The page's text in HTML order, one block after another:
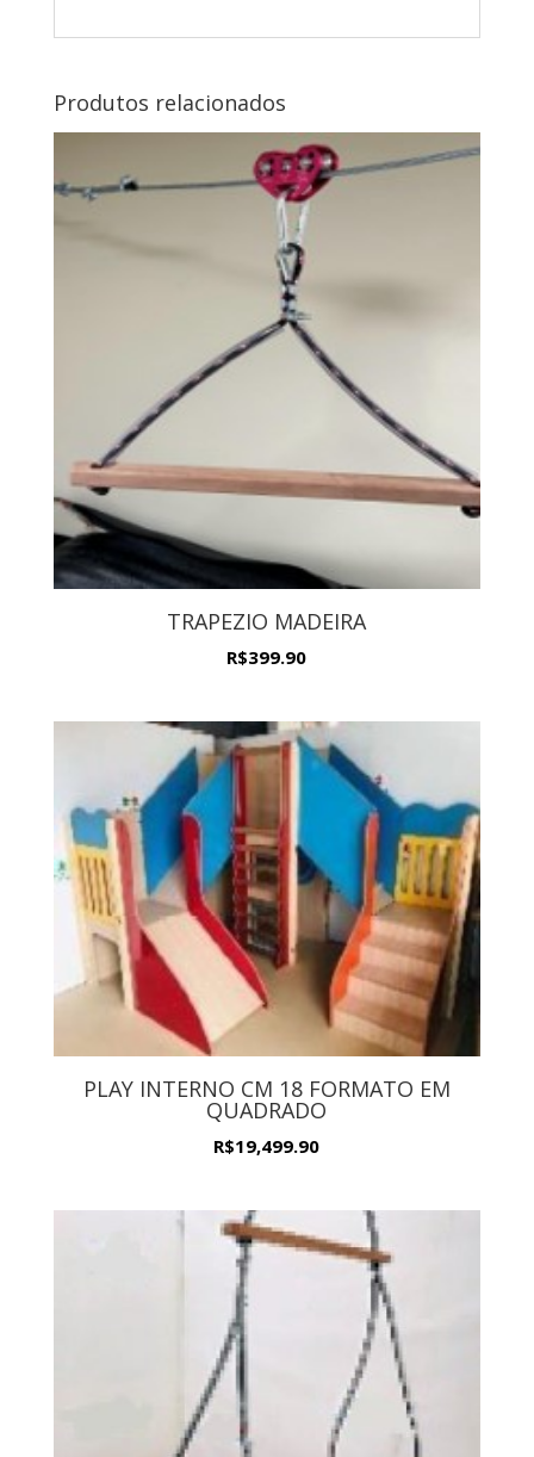
Produtos relacionados
TRAPEZIO MADEIRA
R$399.90
PLAY INTERNO CM 18 FORMATO EM
QUADRADO
R$19,499.90